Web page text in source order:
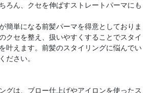
ろん、クセを伸ばすストレートパーマにも
簡単になる前髪パーマを得意としておりま
クセを整え、扱いやすくすることでスタイ
叶えます。前髪のスタイリングに悩んでい
ださい。
グは、ブロー仕上げやアイロンを使ったス